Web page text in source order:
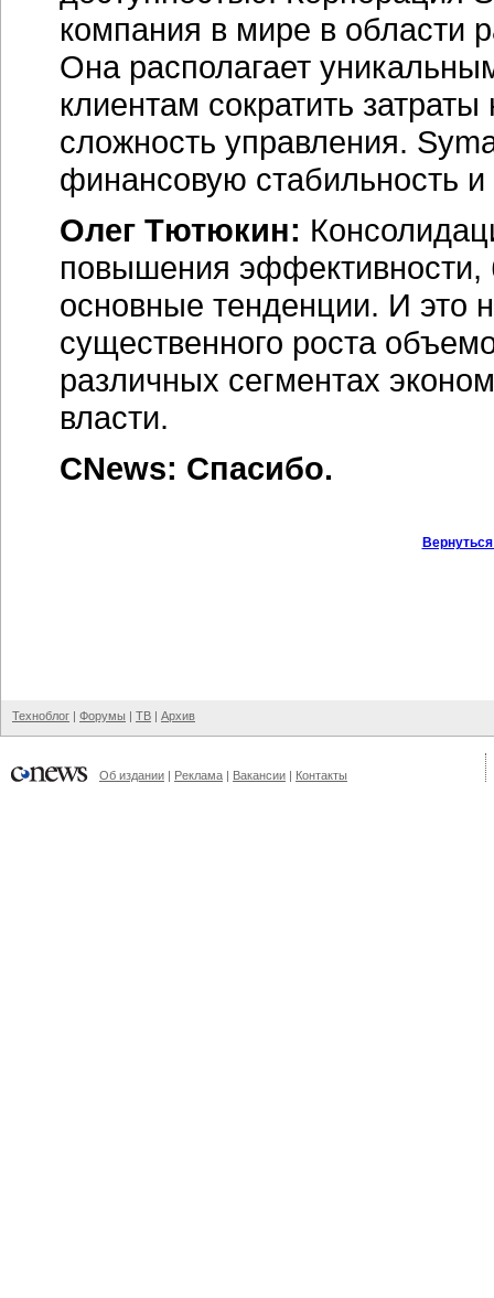
компания в мире в области
Она располагает
клиентам сократить
сложность управления.
финансовую стабильность
Олег Тютюкин:
повышения эффективности,
основные тенденции. И это
существенного роста
различных сегментах
власти.
CNews: Спасибо.
Техноблог | Форумы | ТВ | Архив
Об издании | Реклама | Вакансии | Контакты